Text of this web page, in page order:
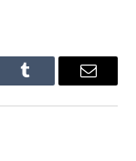
Tumblr Email